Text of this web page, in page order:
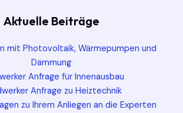
Aktuelle Beiträge
mit Photovoltaik, Wärmepumpen und
Dämmung
Anfrage für Innenausbau
Anfrage zu Heiztechnik
zu Ihrem Anliegen an die Experten